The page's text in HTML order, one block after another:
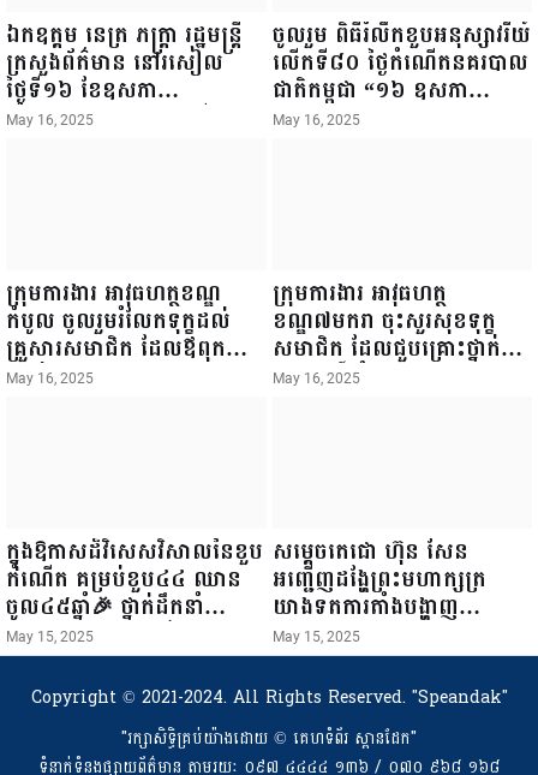
ឯកឧត្តម នេត្រ ភក្ត្រា រដ្ឋមន្ត្រី
ក្រសួងព័ត៌មាន នៅរសៀល
ថ្ងៃទី១៦ ខែឧសភា
ឆ្នាំ២០២៥នេះ បានអញ្ជើញចុះ
May 16, 2025
ចូលរួម ពិធីរំលឹកខួបអនុស្សាវរីយ៍
លើកទី៨០ ថ្ងៃកំណើតនគរបាល
ជាតិកម្ពុជា “១៦ ឧសភា
១៩៤៥ ~ ១៦ ឧសភា
May 16, 2025
ក្រុមការងារ អាវុធហត្ថខណ្ឌ
កំបូល ចូលរួមរំលែកទុក្ខដល់
គ្រួសារសមាជិក ដែលឪពុកក្មេក
របស់លោកទទួលមរណៈភាព!
May 16, 2025
ក្រុមការងារ អាវុធហត្ថ
ខណ្ឌ៧មករា ចុះសួរសុខទុក្ខ
សមាជិក ដែលជួបគ្រោះថ្នាក់
ចរាចរណ៍ កំពុងសម្រាកព្យាបាល
May 16, 2025
ក្នុងឱកាសដ៏វិសេសវិសាលនៃខួប
កំណើត គម្រប់ខួប៤៤ ឈាន
ចូល៤៥ឆ្នាំ🎉 ថ្នាក់ដឹកនាំ
សមាជិក សមាជិកា នៃក្រុម
គ្រួសារកម្មវិធីអាជីវកម្មចល័ត និង
កម្មករសំណង់ សូមគោរពជូនពរ
ជូនចំពោះ ឯកឧត្តម សាយ
សំអាល់ ប្រធានសហភាព
May 15, 2025
សម្តេចតេជោ ហ៊ុន សែន
អញ្ជើញដង្ហែព្រះមហាក្សត្រ
យាងទតការតាំងបង្ហាញ
ផលិតផលកសិកម្ម កសិ
ឧស្សាហកម្ម និងសិប្បកម្ម ក្នុង
ព្រះរាជពិធីច្រត់ព្រះនង្គ័ល...
May 15, 2025
Copyright © 2021-2024. All Rights Reserved. "Speandak"
"រក្សាសិទ្ធិគ្រប់យ៉ាងដោយ​ © គេហទំព័រ ស្ពានដែក"
ទំនាក់ទំនងផ្សាយព័ត៌មាន តាមរយៈ ០៩៧ ៤៤៤៤ ១៣៦ / ០៧០ ៩៦៨ ១៦៨